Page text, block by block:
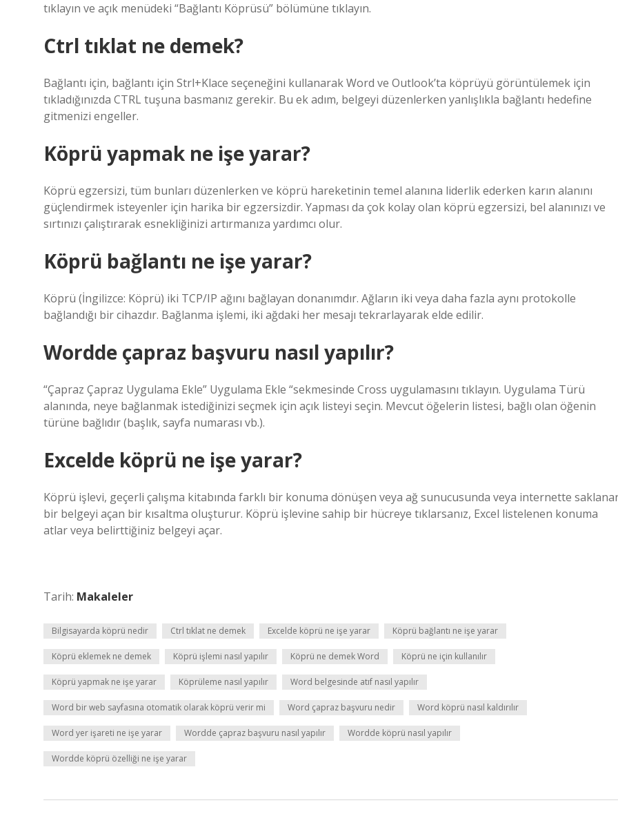
tıklayın ve açık menüdeki “Bağlantı Köprüsü” bölümüne tıklayın.
Ctrl tıklat ne demek?
Bağlantı için, bağlantı için Strl+Klace seçeneğini kullanarak Word ve Outlook’ta köprüyü görüntülemek için
tıkladığınızda CTRL tuşuna basmanız gerekir. Bu ek adım, belgeyi düzenlerken yanlışlıkla bağlantı hedefine
gitmenizi engeller.
Köprü yapmak ne işe yarar?
Köprü egzersizi, tüm bunları düzenlerken ve köprü hareketinin temel alanına liderlik ederken karın alanını
güçlendirmek isteyenler için harika bir egzersizdir. Yapması da çok kolay olan köprü egzersizi, bel alanınızı ve
sırtınızı çalıştırarak esnekliğinizi artırmanıza yardımcı olur.
Köprü bağlantı ne işe yarar?
Köprü (İngilizce: Köprü) iki TCP/IP ağını bağlayan donanımdır. Ağların iki veya daha fazla aynı protokolle
bağlandığı bir cihazdır. Bağlanma işlemi, iki ağdaki her mesajı tekrarlayarak elde edilir.
Wordde çapraz başvuru nasıl yapılır?
“Çapraz Çapraz Uygulama Ekle” Uygulama Ekle “sekmesinde Cross uygulamasını tıklayın. Uygulama Türü
alanında, neye bağlanmak istediğinizi seçmek için açık listeyi seçin. Mevcut öğelerin listesi, bağlı olan öğenin
türüne bağlıdır (başlık, sayfa numarası vb.).
Excelde köprü ne işe yarar?
Köprü işlevi, geçerli çalışma kitabında farklı bir konuma dönüşen veya ağ sunucusunda veya internette
bir belgeyi açan bir kısaltma oluşturur. Köprü işlevine sahip bir hücreye tıklarsanız, Excel listelenen konuma
atlar veya belirttiğiniz belgeyi açar.
Tarih: Makaleler
Bilgisayarda köprü nedir Ctrl tıklat ne demek Excelde köprü ne işe yarar Köprü bağlantı ne işe yarar
Köprü eklemek ne demek Köprü işlemi nasıl yapılır Köprü ne demek Word Köprü ne için kullanılır
Köprü yapmak ne işe yarar Köprüleme nasıl yapılır Word belgesinde atıf nasıl yapılır
Word bir web sayfasına otomatik olarak köprü verir mi Word çapraz başvuru nedir Word köprü nasıl kaldırılır
Word yer işareti ne işe yarar Wordde çapraz başvuru nasıl yapılır Wordde köprü nasıl yapılır
Wordde köprü özelliği ne işe yarar